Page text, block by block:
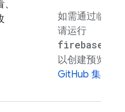
如需通过临时
请运行
firebase
以创建预览渠
GitHub 集成